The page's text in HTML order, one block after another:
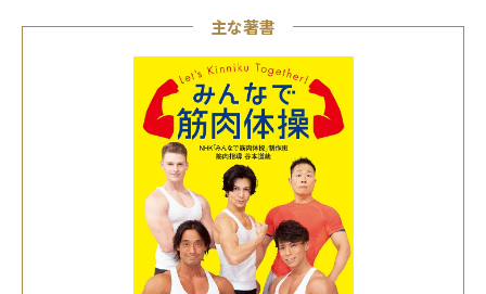
主な著書